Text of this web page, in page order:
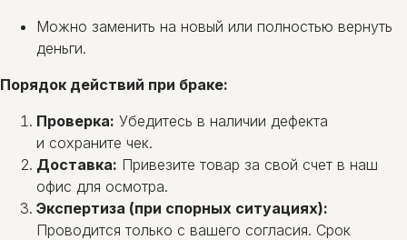
Можно заменить на новый или полностью вернуть
деньги.
Порядок действий при браке:
Проверка: Убедитесь в наличии дефекта
и сохраните чек.
Доставка: Привезите товар за свой счет в наш
офис для осмотра.
Экспертиза (при спорных ситуациях):
Проводится только с вашего согласия. Срок